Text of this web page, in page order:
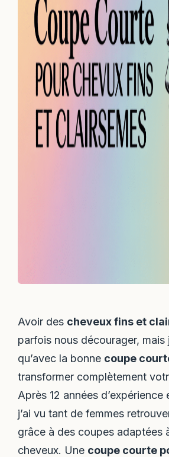
Avoir des cheveux fins et
parfois nous décourager, mais
qu’avec la bonne coupe
transformer complètement
Après 12 années d’expérience
j’ai vu tant de femmes
grâce à des coupes adaptées
cheveux. Une coupe courte